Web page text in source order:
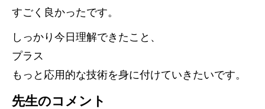
すごく良かったです。
しっかり今日理解できたこと、
プラス
もっと応用的な技術を身に付けていきたいです。
先生のコメント